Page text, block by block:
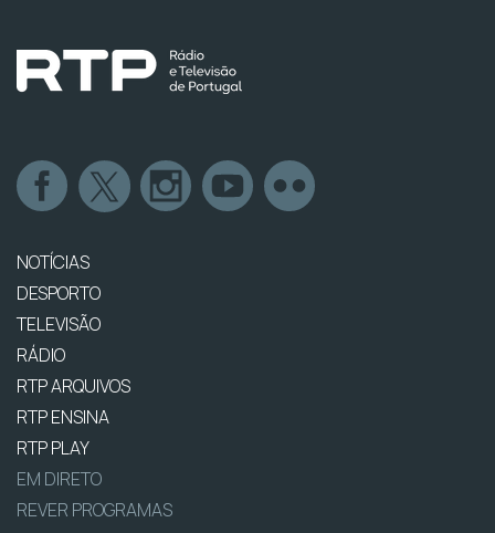
NOTÍCIAS
DESPORTO
TELEVISÃO
RÁDIO
RTP ARQUIVOS
RTP ENSINA
RTP PLAY
EM DIRETO
REVER PROGRAMAS